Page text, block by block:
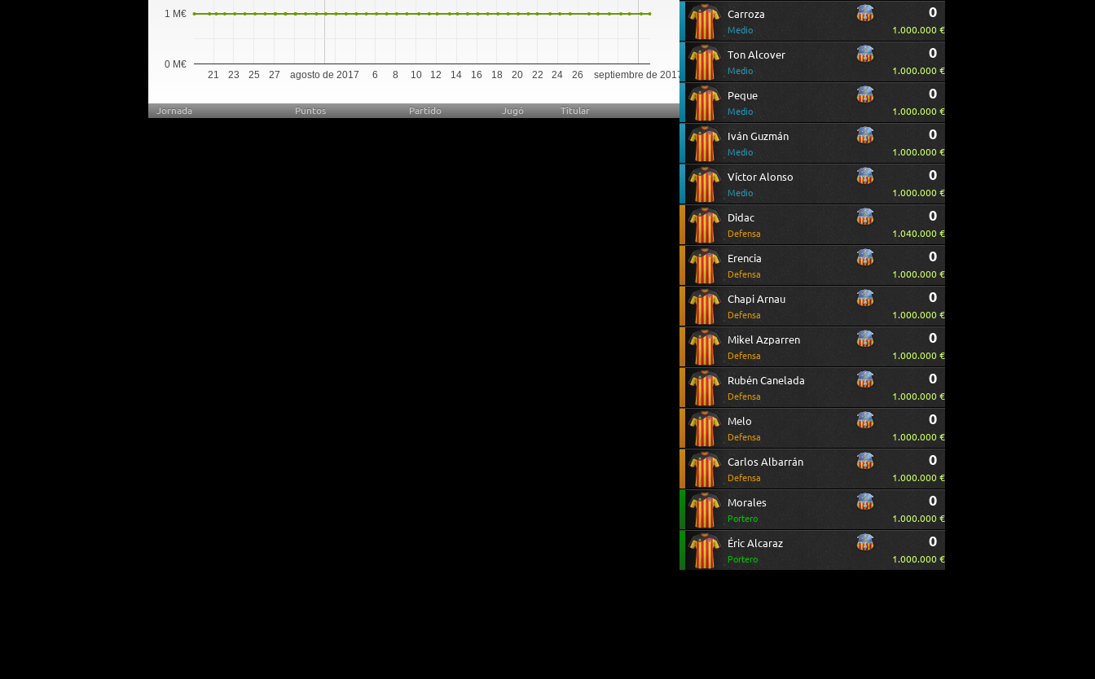
agosto de 2017 septiembre de 2017
21 23 25 27 6 8 10 12 14 16 18 20 22 24 26
0 M€
1 M€
Jornada Puntos Partido Jugó Titular
Carroza
Medio
0
1.000.000 €
Ton Alcover
Medio
0
1.000.000 €
Peque
Medio
0
1.000.000 €
Iván Guzmán
Medio
0
1.000.000 €
Víctor Alonso
Medio
0
1.000.000 €
Didac
Defensa
0
1.040.000 €
Erencia
Defensa
0
1.000.000 €
Chapi Arnau
Defensa
0
1.000.000 €
Mikel Azparren
Defensa
0
1.000.000 €
Rubén Canelada
Defensa
0
1.000.000 €
Melo
Defensa
0
1.000.000 €
Carlos Albarrán
Defensa
0
1.000.000 €
Morales
Portero
0
1.000.000 €
Éric Alcaraz
Portero
0
1.000.000 €